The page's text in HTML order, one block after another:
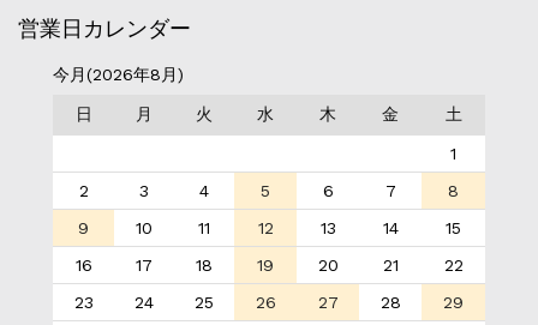
営業日カレンダー
今月(2026年8月)
日 月 火 水 木 金 土
1
2
3 4 5 6 7
8
9
10 11 12 13 14
15
16
17 18 19 20 21
22
23
24 25 26 27 28
29